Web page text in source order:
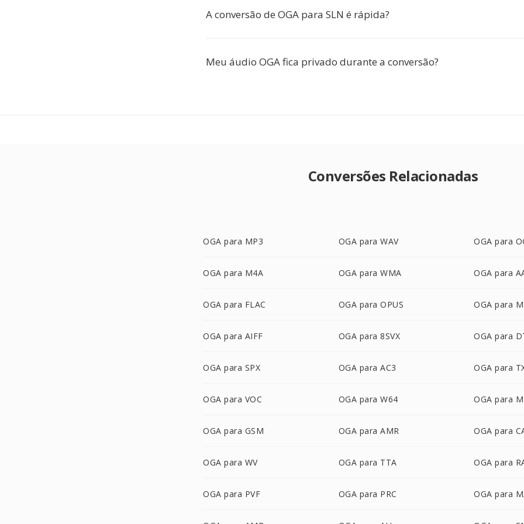
A conversão de OGA para SLN é rápida?
Meu áudio OGA fica privado durante a conversão?
Conversões Relacionadas
OGA para MP3 OGA para WAV OGA para
OGA para M4A OGA para WMA OGA para
OGA para FLAC OGA para OPUS OGA para
OGA para AIFF OGA para 8SVX OGA para
OGA para SPX OGA para AC3 OGA para
OGA para VOC OGA para W64 OGA para
OGA para GSM OGA para AMR OGA para
OGA para WV OGA para TTA OGA para
OGA para PVF OGA para PRC OGA para